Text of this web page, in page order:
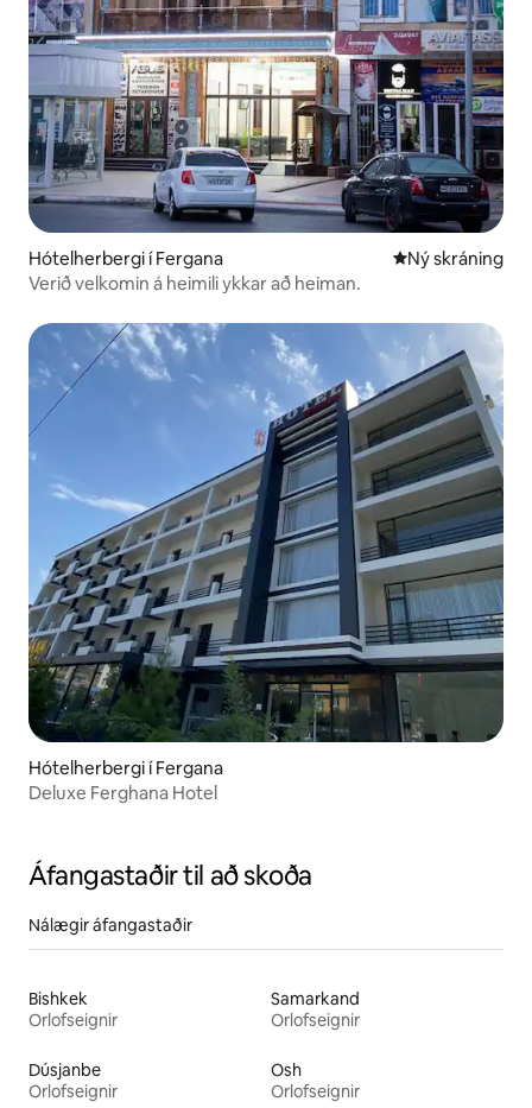
Hótelherbergi í Fergana Ný gistiaðstaða
Ný skráning
Verið velkomin á heimili ykkar að heiman.
Hótelherbergi í Fergana
Deluxe Ferghana Hotel
Áfangastaðir til að skoða
Nálægir áfangastaðir
Bishkek
Orlofseignir
Samarkand
Orlofseignir
Dúsjanbe
Orlofseignir
Osh
Orlofseignir